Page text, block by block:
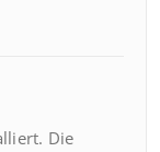
Die